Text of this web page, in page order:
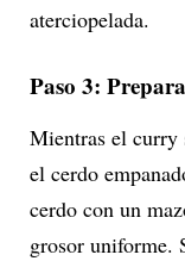
aterciopelada.
Paso 3:
Mientras el curry
el cerdo
cerdo con un
grosor uniforme.